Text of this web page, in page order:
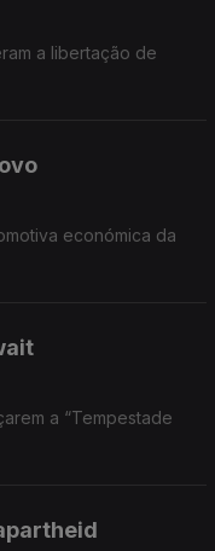
a libertação de
económica da
a “Tempestade